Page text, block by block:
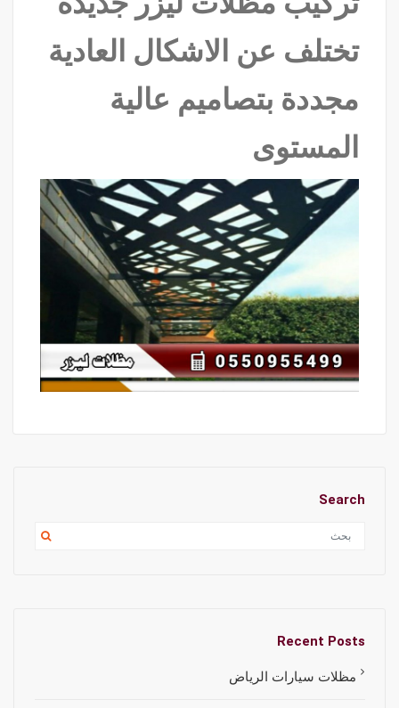
تختلف عن الاشكال العادية
مجددة بتصاميم عالية
المستوى
Search
Recent Posts
مظلات سيارات الرياض